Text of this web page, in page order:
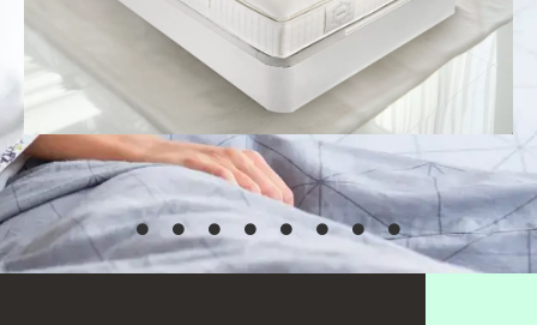
Desde 769,00 €
Seleccionar
opciones